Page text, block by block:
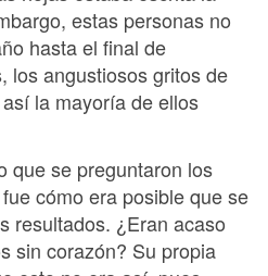
estas personas no
hasta el final de
los angustiosos gritos de
la mayoría de ellos
que se preguntaron los
cómo era posible que se
resultados. ¿Eran acaso
sin corazón? Su propia